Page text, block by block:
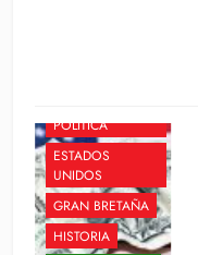
POLÍTICA
ESTADOS
UNIDOS
GRAN BRETAÑA
HISTORIA